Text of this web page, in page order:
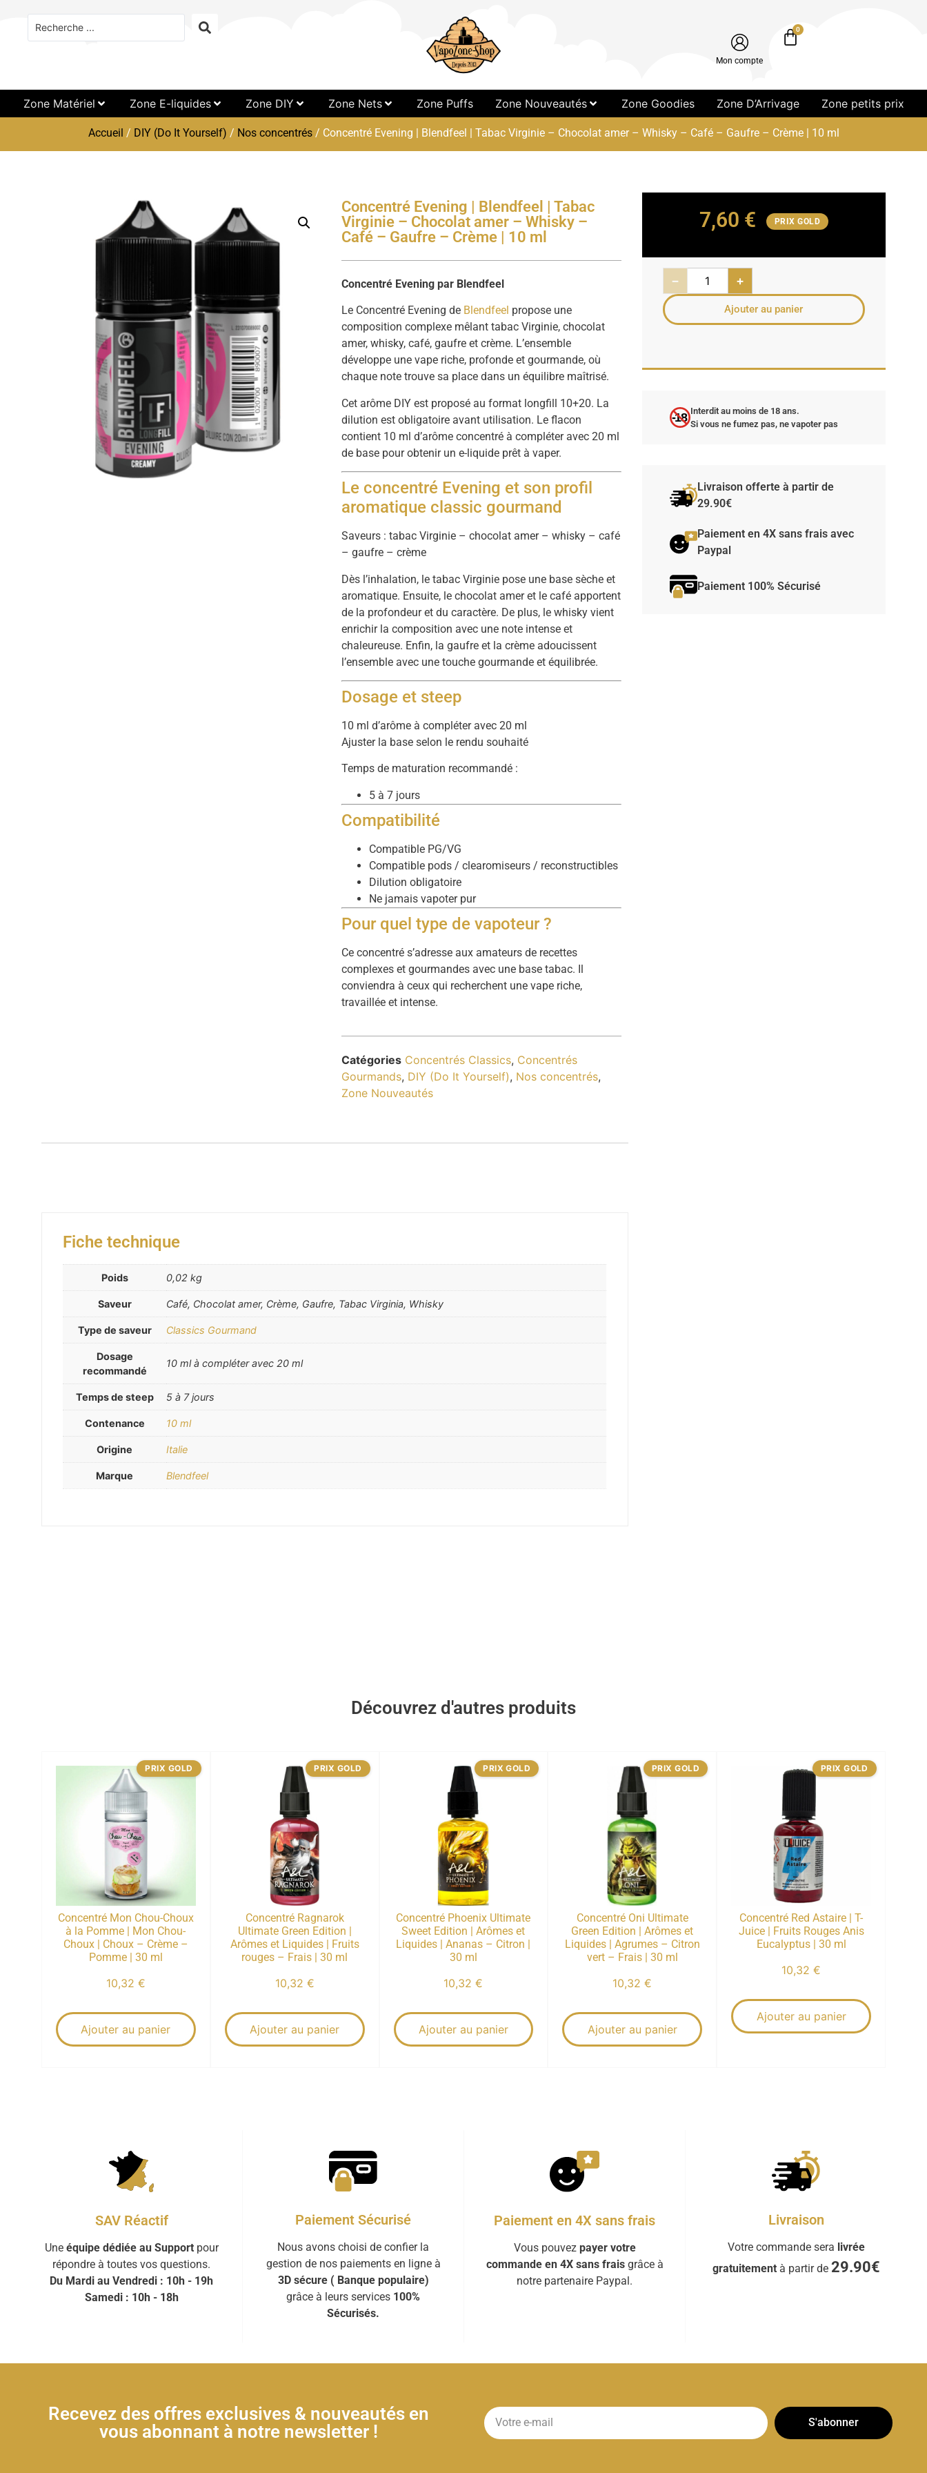
Mon compte
0
Zone Matériel Zone E-liquides Zone DIY Zone Nets Zone Puffs Zone Nouveautés Zone Goodies Zone D’Arrivage Zone petits prix
Accueil / DIY (Do It Yourself) / Nos concentrés/ Concentré Evening | Blendfeel | Tabac Virginie – Chocolat amer – Whisky – Café – Gaufre – Crème | 10 ml
Concentré Evening | Blendfeel | Tabac
Virginie – Chocolat amer – Whisky –
Café – Gaufre – Crème | 10 ml
Concentré Evening par Blendfeel
Le Concentré Evening de Blendfeel propose une
composition complexe mêlant tabac Virginie, chocolat
amer, whisky, café, gaufre et crème. L’ensemble
développe une vape riche, profonde et gourmande, où
chaque note trouve sa place dans un équilibre maîtrisé.
Cet arôme DIY est proposé au format longfill 10+20. La
dilution est obligatoire avant utilisation. Le flacon
contient 10 ml d’arôme concentré à compléter avec 20 ml
de base pour obtenir un e-liquide prêt à vaper.
Le concentré Evening et son profil
aromatique classic gourmand
Saveurs : tabac Virginie – chocolat amer – whisky – café
– gaufre – crème
Dès l’inhalation, le tabac Virginie pose une base sèche et
aromatique. Ensuite, le chocolat amer et le café apportent
de la profondeur et du caractère. De plus, le whisky vient
enrichir la composition avec une note intense et
chaleureuse. Enfin, la gaufre et la crème adoucissent
l’ensemble avec une touche gourmande et équilibrée.
Dosage et steep
10 ml d’arôme à compléter avec 20 ml
Ajuster la base selon le rendu souhaité
Temps de maturation recommandé :
5 à 7 jours
Compatibilité
Compatible PG/VG
Compatible pods / clearomiseurs / reconstructibles
Dilution obligatoire
Ne jamais vapoter pur
Pour quel type de vapoteur ?
Ce concentré s’adresse aux amateurs de recettes
complexes et gourmandes avec une base tabac. Il
conviendra à ceux qui recherchent une vape riche,
travaillée et intense.
Catégories Concentrés Classics, Concentrés
Gourmands, DIY (Do It Yourself), Nos concentrés,
Zone Nouveautés
Fiche technique
Poids 0,02 kg
Saveur Café, Chocolat amer, Crème, Gaufre, Tabac Virginia, Whisky
Type de saveur Classics Gourmand
Dosage
recommandé
10 ml à compléter avec 20 ml
Temps de steep 5 à 7 jours
Contenance 10 ml
Origine Italie
Marque Blendfeel
7,60 € PRIX GOLD
− +
Ajouter au panier
-18 Interdit au moins de 18 ans.
Si vous ne fumez pas, ne vapoter pas
Livraison offerte à partir de
29.90€
Paiement en 4X sans frais avec
Paypal
Paiement 100% Sécurisé
Découvrez d'autres produits
Concentré Mon Chou-Choux
à la Pomme | Mon Chou-
Choux | Choux – Crème –
Pomme | 30 ml
10,32 €
Ajouter au panier
PRIX GOLD
Concentré Ragnarok
Ultimate Green Edition |
Arômes et Liquides | Fruits
rouges – Frais | 30 ml
10,32 €
Ajouter au panier
PRIX GOLD
Concentré Phoenix Ultimate
Sweet Edition | Arômes et
Liquides | Ananas – Citron |
30 ml
10,32€
Ajouter au panier
PRIX GOLD
Concentré Oni Ultimate
Green Edition | Arômes et
Liquides | Agrumes – Citron
vert – Frais | 30 ml
10,32€
Ajouter au panier
PRIX GOLD
Concentré Red Astaire | T-
Juice | Fruits Rouges Anis
Eucalyptus | 30 ml
10,32€
Ajouter au panier
PRIX GOLD
SAV Réactif
Une équipe dédiée au Supportpour
répondre à toutes vos questions.
Du Mardi au Vendredi : 10h - 19h
Samedi : 10h - 18h
Paiement Sécurisé
Nous avons choisi de confier la
gestion de nos paiements en ligne à
3D sécure ( Banque populaire)
grâce à leurs services 100%
Sécurisés.
Paiement en 4X sans frais
Vous pouvez payer votre
commande en 4X sans fraisgrâce à
notre partenaire Paypal.
Livraison
Votre commande sera livrée
gratuitementà partir de 29.90€
Recevez des offres exclusives & nouveautés en
vous abonnant à notre newsletter !
S'abonner